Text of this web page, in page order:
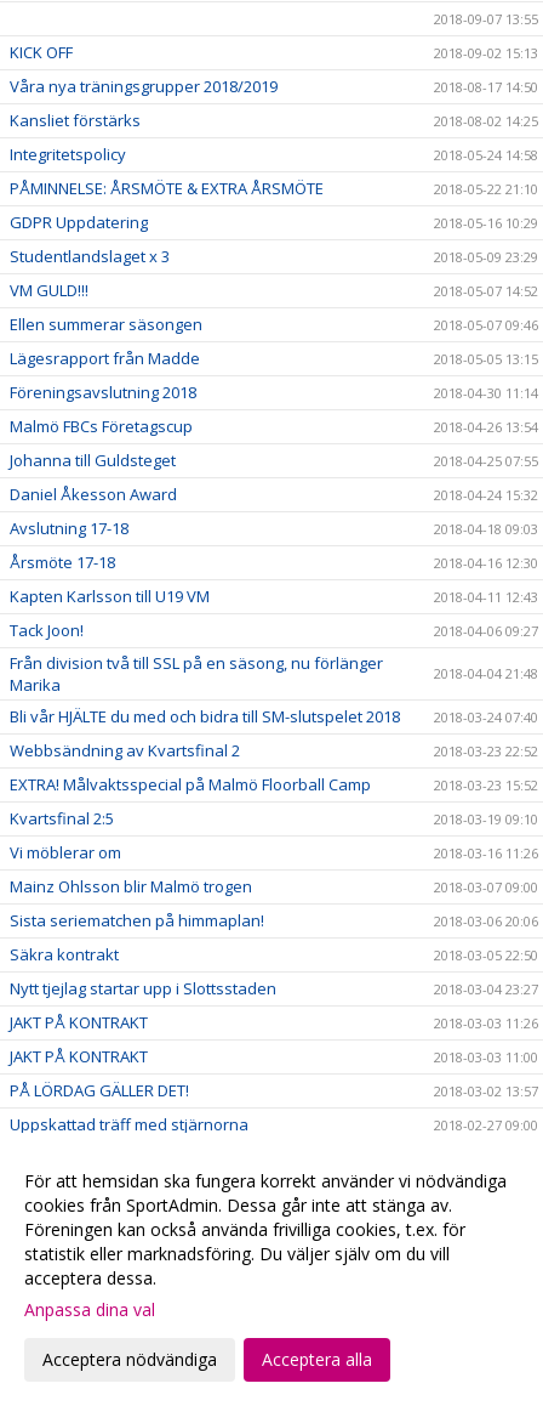
2018-09-07 13:55
KICK OFF 2018-09-02 15:13
Våra nya träningsgrupper 2018/2019 2018-08-17 14:50
Kansliet förstärks 2018-08-02 14:25
Integritetspolicy 2018-05-24 14:58
PÅMINNELSE: ÅRSMÖTE & EXTRA ÅRSMÖTE 2018-05-22 21:10
GDPR Uppdatering 2018-05-16 10:29
Studentlandslaget x 3 2018-05-09 23:29
VM GULD!!! 2018-05-07 14:52
Ellen summerar säsongen 2018-05-07 09:46
Lägesrapport från Madde 2018-05-05 13:15
Föreningsavslutning 2018 2018-04-30 11:14
Malmö FBCs Företagscup 2018-04-26 13:54
Johanna till Guldsteget 2018-04-25 07:55
Daniel Åkesson Award 2018-04-24 15:32
Avslutning 17-18 2018-04-18 09:03
Årsmöte 17-18 2018-04-16 12:30
Kapten Karlsson till U19 VM 2018-04-11 12:43
Tack Joon! 2018-04-06 09:27
Från division två till SSL på en säsong, nu förlänger
Marika
2018-04-04 21:48
Bli vår HJÄLTE du med och bidra till SM-slutspelet 2018 2018-03-24 07:40
Webbsändning av Kvartsfinal 2 2018-03-23 22:52
EXTRA! Målvaktsspecial på Malmö Floorball Camp 2018-03-23 15:52
Kvartsfinal 2:5 2018-03-19 09:10
Vi möblerar om 2018-03-16 11:26
Mainz Ohlsson blir Malmö trogen 2018-03-07 09:00
Sista seriematchen på himmaplan! 2018-03-06 20:06
Säkra kontrakt 2018-03-05 22:50
Nytt tjejlag startar upp i Slottsstaden 2018-03-04 23:27
JAKT PÅ KONTRAKT 2018-03-03 11:26
JAKT PÅ KONTRAKT 2018-03-03 11:00
PÅ LÖRDAG GÄLLER DET! 2018-03-02 13:57
Uppskattad träff med stjärnorna 2018-02-27 09:00
Stjärnfyllt på Baltiskan 2018-02-23 15:00
Malmö FBC vs ONYX på webben 2018-02-22 18:03
Malmö FBC vs IKSU på webben 2018-02-22 15:46
Familjens dag på Baltiskan
Sportlovet är räddat!
Intervju med Pär Brenner
För att hemsidan ska fungera korrekt använder vi nödvändiga
cookies från SportAdmin. Dessa går inte att stänga av.
Föreningen kan också använda frivilliga cookies, t.ex. för
statistik eller marknadsföring. Du väljer själv om du vill
acceptera dessa.
Anpassa dina val
Acceptera nödvändiga Acceptera alla